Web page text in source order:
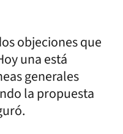
objeciones que
una está
generales
la propuesta